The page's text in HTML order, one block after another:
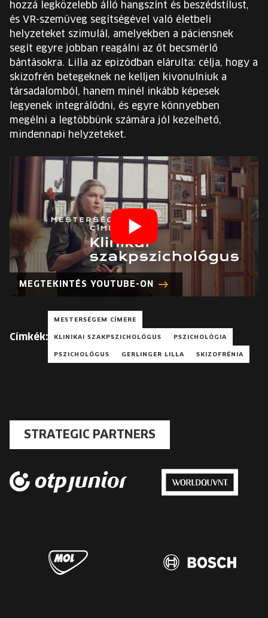
EN
Change
language:
EN
hozzá legközelebb álló hangszínt és beszédstílust,
és VR-szemüveg segítségével való életbeli
helyzeteket szimulál, amelyekben a páciensnek
segít egyre jobban reagálni az őt becsmérlő
bántásokra. Lilla az epizódban elárulta: célja, hogy a
skizofrén betegeknek ne kelljen kivonulniuk a
társadalomból, hanem minél inkább képesek
legyenek integrálódni, és egyre könnyebben
megélni a legtöbbünk számára jól kezelhető,
mindennapi helyzeteket.
MEGTEKINTÉS YOUTUBE-ON
Címkék:
MESTERSÉGEM CÍMERE
KLINIKAI SZAKPSZICHOLÓGUS PSZICHOLÓGIA
PSZICHOLÓGUS GERLINGER LILLA SKIZOFRÉNIA
STRATEGIC PARTNERS